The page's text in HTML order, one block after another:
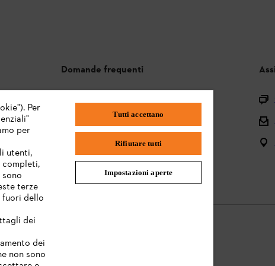
Domande frequenti
Batterie e attrezzi elettrici
Istruzioni per l'uso
Informazioni legali
Per
per
utenti,
terze
dello
dei
dei
non sono
Tutti accettano
Rifiutare tutti
Impostazioni aperte